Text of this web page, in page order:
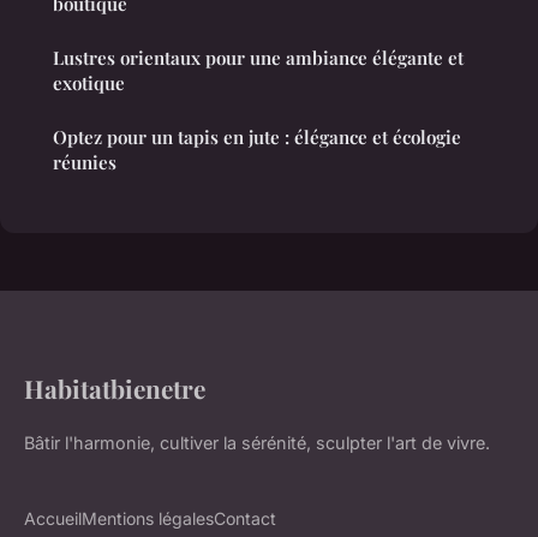
Lustres orientaux pour une ambiance élégante et
exotique
Optez pour un tapis en jute : élégance et écologie
réunies
Habitatbienetre
Bâtir l'harmonie, cultiver la sérénité, sculpter l'art de vivre.
AccueilMentions légalesContact